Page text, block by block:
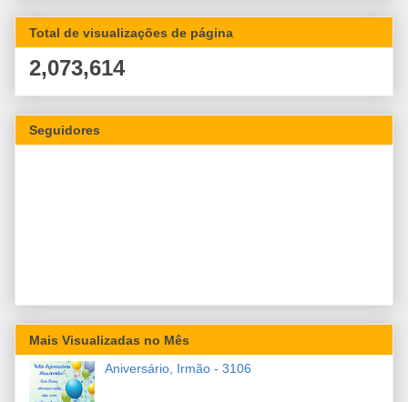
Total de visualizações de página
2,073,614
Seguidores
Mais Visualizadas no Mês
Aniversário, Irmão - 3106